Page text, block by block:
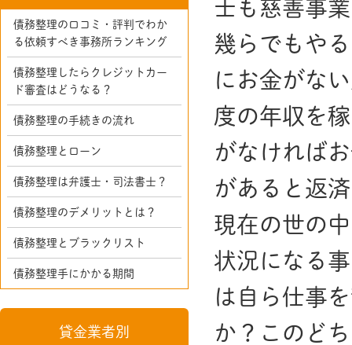
士も慈善事
幾らでもや
にお金がな
度の年収を
がなければ
があると返
現在の世の
状況になる
は自ら仕事
か？このど
債務整理の口コミ・評判でわか
る依頼すべき事務所ランキング
債務整理したらクレジットカー
ド審査はどうなる？
債務整理の手続きの流れ
債務整理とローン
債務整理は弁護士・司法書士？
債務整理のデメリットとは？
債務整理とブラックリスト
債務整理手にかかる期間
貸金業者別